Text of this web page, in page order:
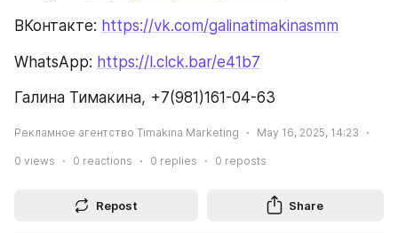
ВКонтакте: https://vk.com/galinatimakinasmm
WhatsApp: https://l.clck.bar/e41b7
Галина Тимакина, +7(981)161-04-63
Рекламное агентство Timakina Marketing May 16, 2025, 14:23
0 views 0 reactions 0 replies 0 reposts
Repost Share